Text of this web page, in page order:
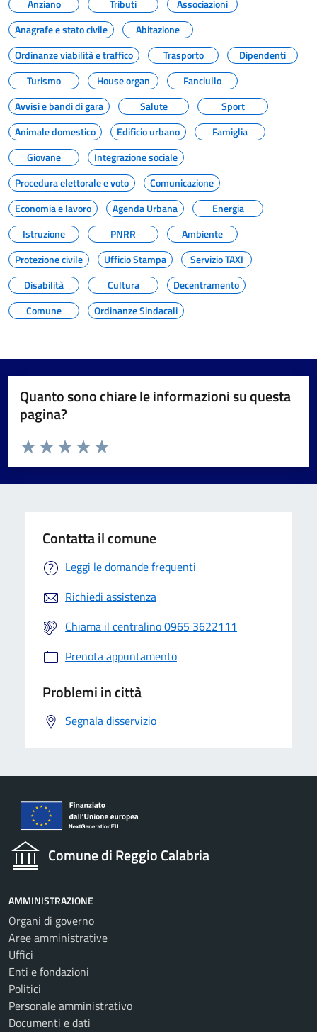
Anziano
Tributi
Associazioni
Anagrafe e stato civile
Abitazione
Ordinanze viabilità e traffico
Trasporto
Dipendenti
Turismo
House organ
Fanciullo
Avvisi e bandi di gara
Salute
Sport
Animale domestico
Edificio urbano
Famiglia
Giovane
Integrazione sociale
Procedura elettorale e voto
Comunicazione
Economia e lavoro
Agenda Urbana
Energia
Istruzione
PNRR
Ambiente
Protezione civile
Ufficio Stampa
Servizio TAXI
Disabilità
Cultura
Decentramento
Comune
Ordinanze Sindacali
Quanto sono chiare le informazioni su questa
pagina?
Valuta da 1 a 5 stelle la pagina
Valuta 5 stelle su 5
Valuta 4 stelle su 5
Valuta 3 stelle su 5
Valuta 2 stelle su 5
Valuta 1 stelle su 5
Contatta il comune
Leggi le domande frequenti
Richiedi assistenza
Chiama il centralino 0965 3622111
Prenota appuntamento
Problemi in città
Segnala disservizio
Comune di Reggio Calabria
AMMINISTRAZIONE
Organi di governo
Aree amministrative
Uffici
Enti e fondazioni
Politici
Personale amministrativo
Documenti e dati